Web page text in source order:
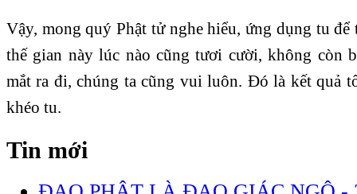
Vậy, mong quý Phật tử nghe hiểu, ứng dụng tu để
thế gian này lúc nào cũng tươi cười, không còn
mắt ra đi, chúng ta cũng vui luôn. Đó là kết quả
khéo tu.
Tin mới